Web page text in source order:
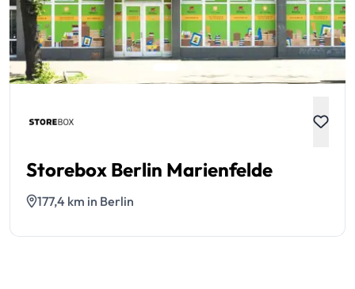
Storebox Berlin Marienfelde
177,4 km in Berlin